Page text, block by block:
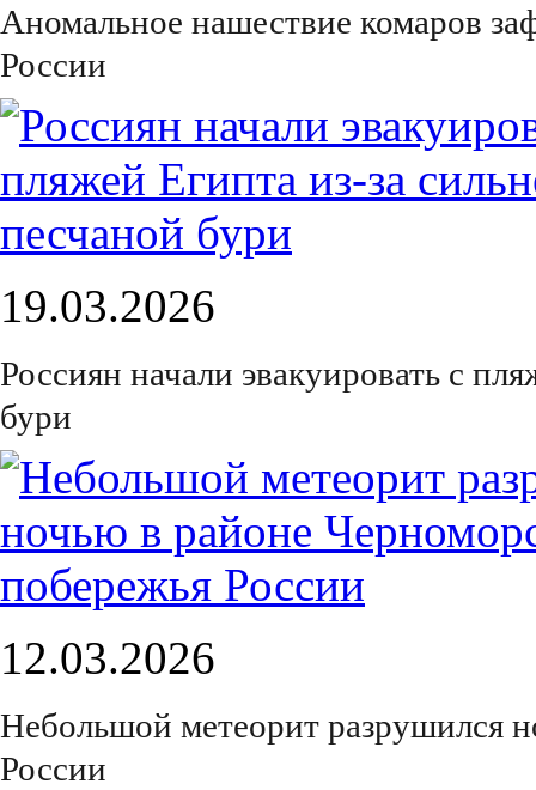
Аномальное нашествие комаров
России
19.03.2026
Россиян начали эвакуировать с
бури
12.03.2026
Небольшой метеорит разрушился
России